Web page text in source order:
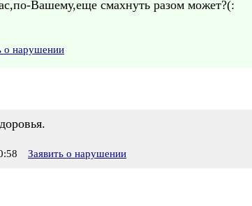
Вашему,еще смахнуть разом может?(:
о нарушении
Заявить о нарушении